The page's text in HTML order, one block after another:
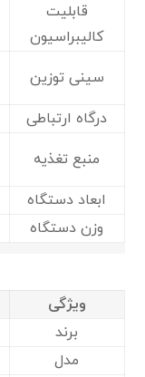
قابلیت
کالیبراسیون
سینی توزین
درگاه ارتباطی
منبع تغذیه
ابعاد دستگاه
وزن دستگاه
ویژگی
برند
مدل